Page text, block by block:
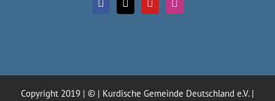
Copyright 2019 | © | Kurdische Gemeinde Deutschland e.V. |